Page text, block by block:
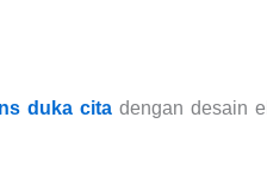
duka citadengan desain